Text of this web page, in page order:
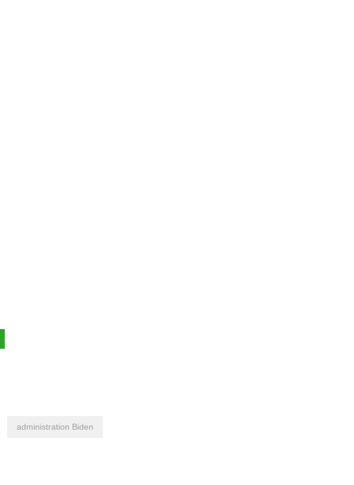
administration Biden